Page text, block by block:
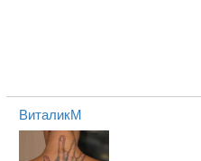
ВиталикМ